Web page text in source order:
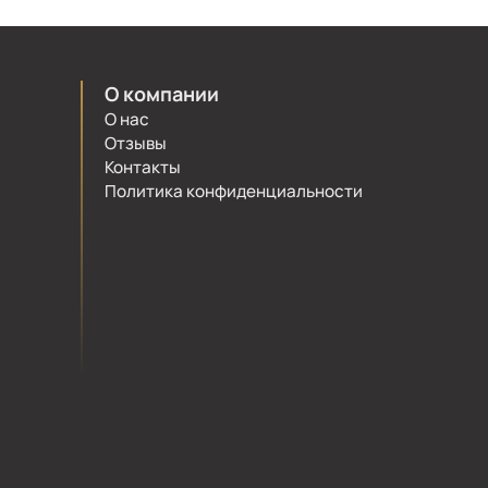
О компании
О нас
Отзывы
Контакты
Политика конфиденциальности